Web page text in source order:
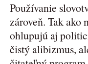
Používanie
zároveň. Tak ako
ohlupujú aj
čistý alibizmus,